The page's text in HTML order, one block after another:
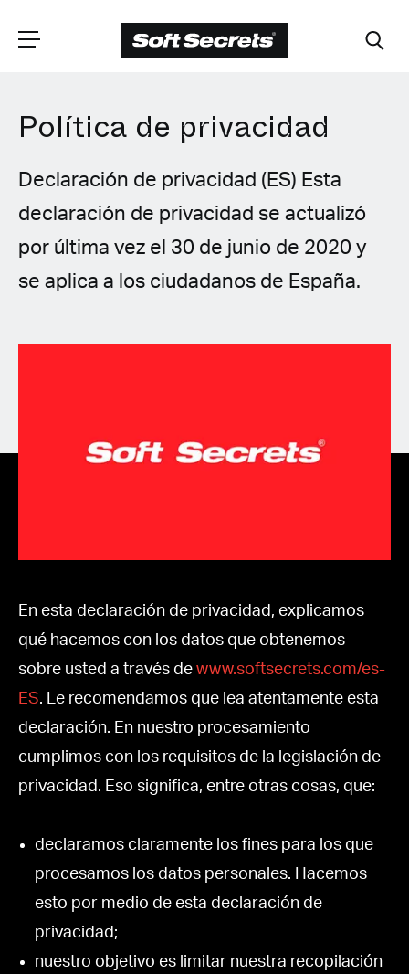
ELIGE TU
UBICACIÓN
Dutch
English (United Kingdom)
German
Italian
Czech
Polish
Política de privacidad
Declaración de privacidad (ES) Esta
declaración de privacidad se actualizó
por última vez el 30 de junio de 2020 y
se aplica a los ciudadanos de España.
En esta declaración de privacidad, explicamos
qué hacemos con los datos que obtenemos
sobre usted a través de www.softsecrets.com/es-
ES. Le recomendamos que lea atentamente esta
declaración. En nuestro procesamiento
cumplimos con los requisitos de la legislación de
privacidad. Eso significa, entre otras cosas, que:
declaramos claramente los fines para los que
procesamos los datos personales. Hacemos
esto por medio de esta declaración de
privacidad;
nuestro objetivo es limitar nuestra recopilación